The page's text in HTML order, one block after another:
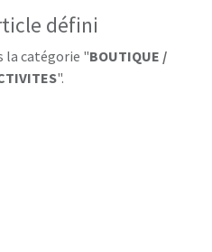
défini
la catégorie "BOUTIQUE /
".